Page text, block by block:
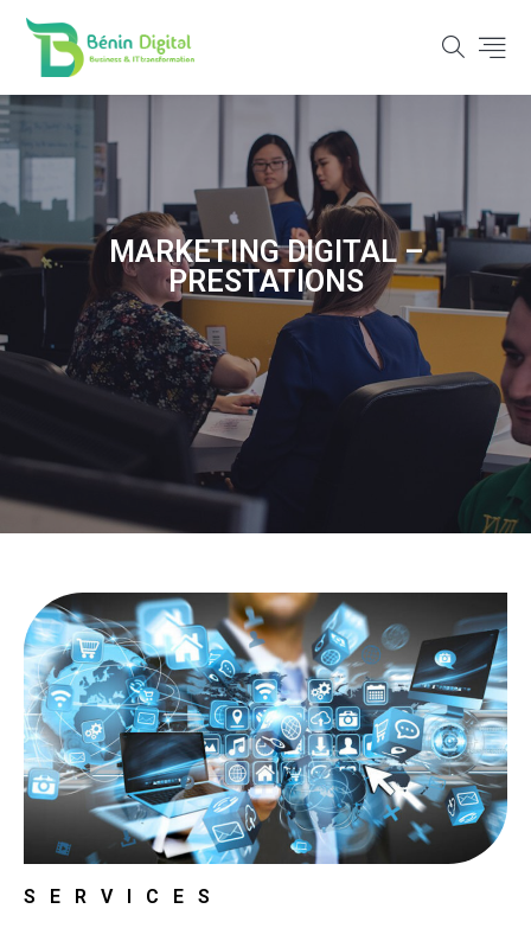
MARKETING DIGITAL –
PRESTATIONS
SERVICES